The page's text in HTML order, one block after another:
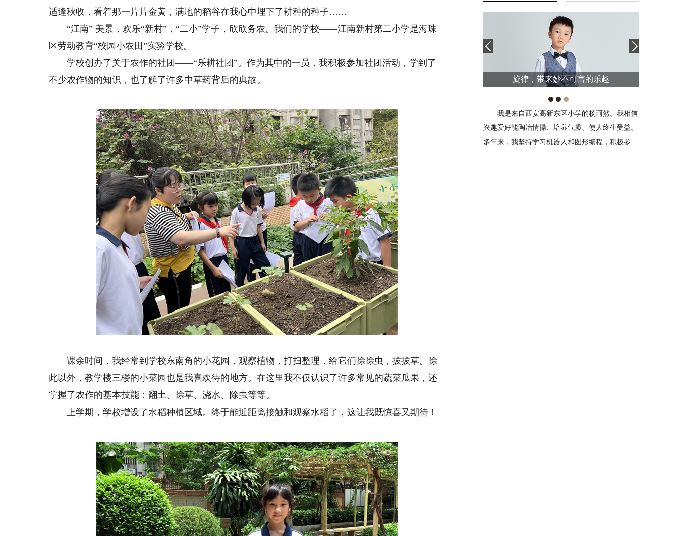
适逢秋收，看着那一片片金黄，满地的稻谷在我心中埋下了耕种的种子……
“江南” 美景，欢乐“新村”，“二小”学子，欣欣务农。我们的学校——江南新村第二小学是海珠
区劳动教育“校园小农田”实验学校。
学校创办了关于农作的社团——“乐耕社团”。作为其中的一员，我积极参加社团活动，学到了
不少农作物的知识，也了解了许多中草药背后的典故。
课余时间，我经常到学校东南角的小花园，观察植物，打扫整理，给它们除除虫，拔拔草。除
此以外，教学楼三楼的小菜园也是我喜欢待的地方。在这里我不仅认识了许多常见的蔬菜瓜果，还
掌握了农作的基本技能：翻土、除草、浇水、除虫等等。
上学期，学校增设了水稻种植区域。终于能近距离接触和观察水稻了，这让我既惊喜又期待！
我是来自西安高新东区小学的杨珂然。我相信
兴趣爱好能陶冶情操、培养气质、使人终生受益。
多年来，我坚持学习机器人和图形编程，积极参与
校内航模和3D打印俱乐部与篮球校队的多项活
动，收获满满。
用热爱谱写成长乐章
对我来说，音乐和生命一样重要，它是我情感
的出口，情绪的表达；也会给别人带来灵感、希望
或者安慰。成长有无限可能，会经受很多挫折与挑